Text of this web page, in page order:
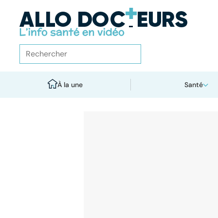
À la une Santé